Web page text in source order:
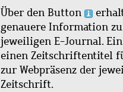
Über den Button
genauere Information
jeweiligen E-Journal.
einen Zeitschriftentitel
zur Webpräsenz der
Zeitschrift.